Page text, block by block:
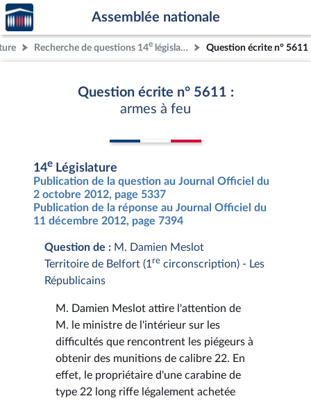
Aller au contenu
Aller en bas de la page
Accèder
à la
page
d'accueil
Assemblée nationale
Recherche de questions 14e législature Question écrite n° 5611
Question écrite n° 5611 :
armes à feu
14e Législature
Publication de la question au Journal Officiel du
2 octobre 2012, page 5337
Publication de la réponse au Journal Officiel du
11 décembre 2012, page 7394
Question de : M. Damien Meslot
Territoire de Belfort (1 re circonscription) - Les
Républicains
M. Damien Meslot attire l'attention de
M. le ministre de l'intérieur sur les
difficultés que rencontrent les piégeurs à
obtenir des munitions de calibre 22. En
effet, le propriétaire d'une carabine de
type 22 long riffe légalement achetée